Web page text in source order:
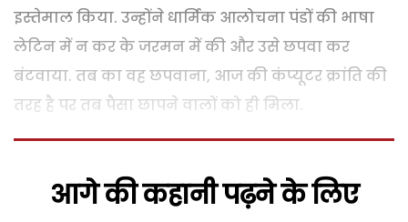
इस्तेमाल किया. उन्होंने धार्मिक आलोचना पंडों की भाषा
लेटिन में न कर के जरमन में की और उसे छपवा कर
बंटवाया. तब का वह छपवाना, आज की कंप्यूटर क्रांति की
तरह है पर तब पैसा छापने वालों को ही मिला.
आगे की कहानी पढ़ने के लिए